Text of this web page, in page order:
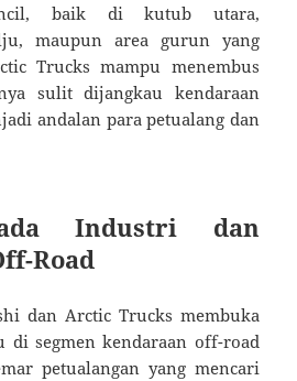
baik di kutub utara,
maupun area gurun yang
Trucks mampu menembus
sulit dijangkau kendaraan
andalan para petualang dan
Industri dan
Road
dan Arctic Trucks membuka
di segmen kendaraan off-road
petualangan yang mencari